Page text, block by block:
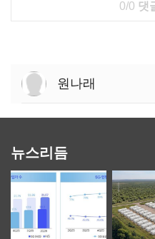
0/0 댓
원나래
뉴스리듬